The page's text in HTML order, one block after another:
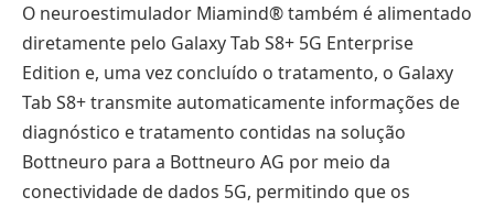
O neuroestimulador Miamind® também é alimentado
diretamente pelo Galaxy Tab S8+ 5G Enterprise
Edition e, uma vez concluído o tratamento, o Galaxy
Tab S8+ transmite automaticamente informações de
diagnóstico e tratamento contidas na solução
Bottneuro para a Bottneuro AG por meio da
conectividade de dados 5G, permitindo que os